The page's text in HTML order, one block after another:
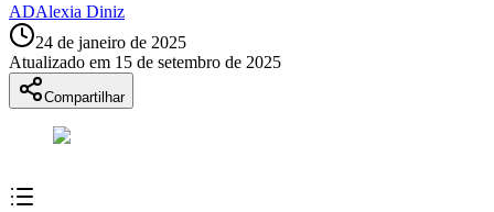
ADAlexia Diniz
24 de janeiro de 2025
Atualizado em 15 de setembro de 2025
Compartilhar